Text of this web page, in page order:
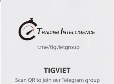
Với việc bắt đầu đàm phán
Kỳ đã tuyên bố rằng họ sẽ
Trung Quốc. Đây là lần mua
- nhà nhập khẩu đậu nành
vấn thương mại cấp cao
Trung Quốc đã đặt hàng